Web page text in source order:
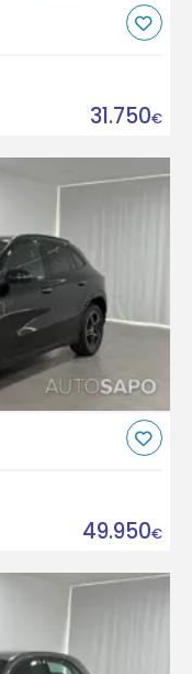
31.750€
49.950€